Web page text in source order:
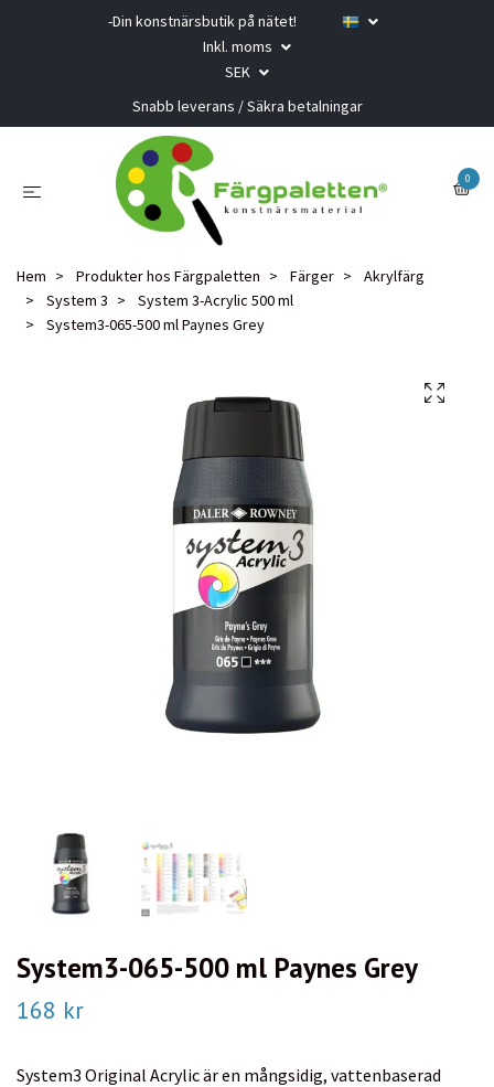
-Din konstnärsbutik på nätet!
Inkl. moms
SEK
Snabb leverans / Säkra betalningar
0
Hem Produkter hos Färgpaletten Färger
Akrylfärg
System 3
System 3-Acrylic 500 ml
System3-065-500 ml Paynes Grey
System3-065-500 ml Paynes Grey
168 kr
System3 Original Acrylic är en mångsidig, vattenbaserad